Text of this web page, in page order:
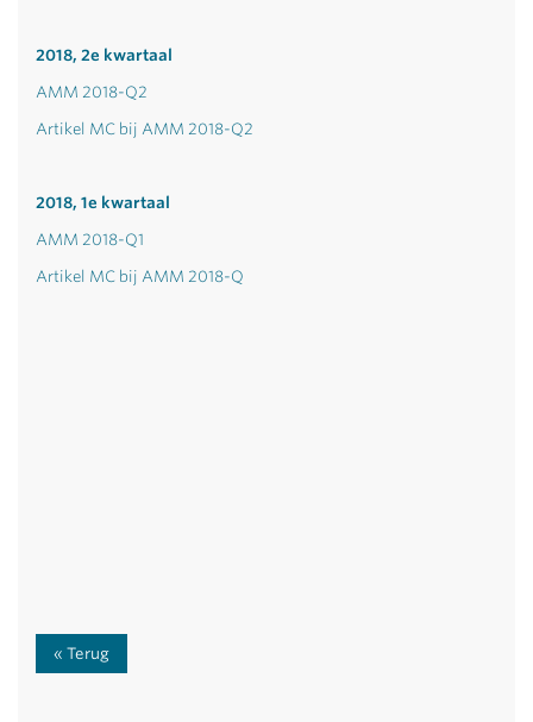
2018, 2e kwartaal
AMM 2018-Q2
Artikel MC bij AMM 2018-Q2
2018, 1e kwartaal
AMM 2018-Q1
Artikel MC bij AMM 2018-Q
Terug